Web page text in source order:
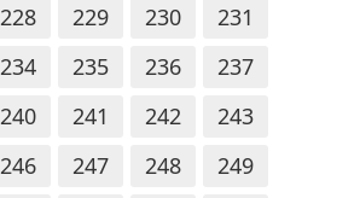
228 229 230
231
234 235 236
237
240 241 242
243
246 247 248
249